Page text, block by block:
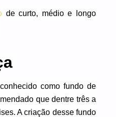
de curto, médio e longo
como fundo de
que dentre três a
A criação desse fundo